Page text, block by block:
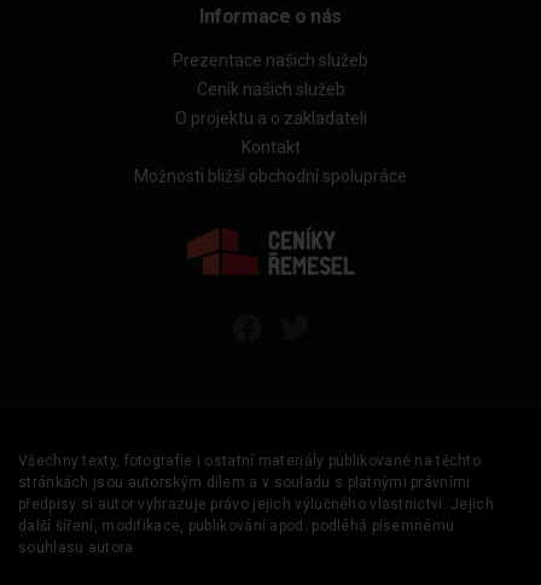
Informace o nás
Prezentace našich služeb
Ceník našich služeb
O projektu a o zakladateli
Kontakt
Možnosti bližší obchodní spolupráce
Všechny texty, fotografie i ostatní materiály publikované na těchto
stránkách jsou autorským dílem a v souladu s platnými právními
předpisy si autor vyhrazuje právo jejich výlučného vlastnictví. Jejich
další šíření, modifikace, publikování apod. podléhá písemnému
souhlasu autora.